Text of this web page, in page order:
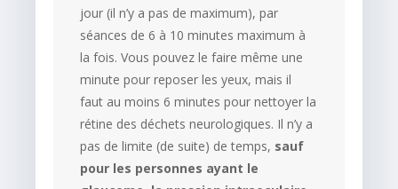
jour (il n’y a pas de maximum), par
séances de 6 à 10 minutes maximum à
la fois. Vous pouvez le faire même une
minute pour reposer les yeux, mais il
faut au moins 6 minutes pour nettoyer la
rétine des déchets neurologiques. Il n’y a
pas de limite (de suite) de temps, sauf
pour les personnes ayant le